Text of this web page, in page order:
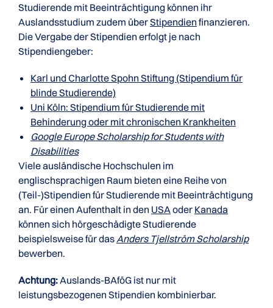
Studierende mit Beeinträchtigung können ihr
Auslandsstudium zudem überStipendien finanzieren.
Die Vergabe der Stipendien erfolgt je nach
Stipendiengeber:
Karl und Charlotte Spohn Stiftung (Stipendium für
blinde Studierende)
Uni Köln: Stipendium für Studierende mit
Behinderung oder mit chronischen Krankheiten
Google Europe Scholarship for Students with
Disabilities
Viele ausländische Hochschulen im
englischsprachigen Raum bieten eine Reihe von
(Teil-)Stipendien für Studierende mit Beeinträchtigung
an. Für einen Aufenthalt in den USA oder Kanada
können sich hörgeschädigte Studierende
beispielsweise für das Anders Tjellström Scholarship
bewerben.
Achtung:Auslands-BAföG ist nur mit
leistungsbezogenen Stipendien kombinierbar.